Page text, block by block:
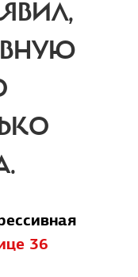
36